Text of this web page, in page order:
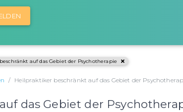
auf das Gebiet der Psychotherapie
Heilpraktiker beschränkt auf das Gebiet der
das Gebiet der